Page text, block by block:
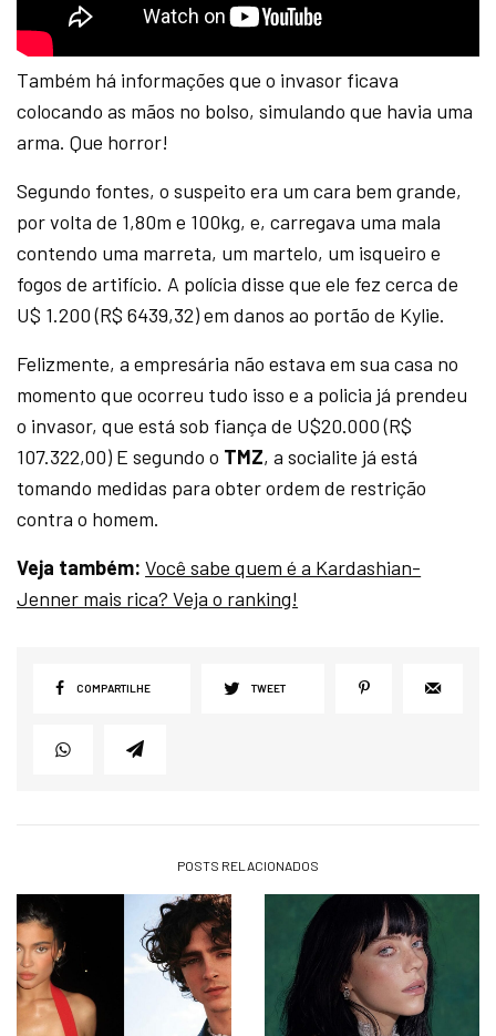
Também há informações que o invasor ficava
colocando as mãos no bolso, simulando que havia uma
arma. Que horror!
Segundo fontes, o suspeito era um cara bem grande,
por volta de 1,80m e 100kg, e, carregava uma mala
contendo uma marreta, um martelo, um isqueiro e
fogos de artifício. A polícia disse que ele fez cerca de
U$ 1.200 (R$ 6439,32) em danos ao portão de Kylie.
Felizmente, a empresária não estava em sua casa no
momento que ocorreu tudo isso e a policia já prendeu
o invasor, que está sob fiança de U$20.000 (R$
107.322,00) E segundo o TMZ, a socialite já está
tomando medidas para obter ordem de restrição
contra o homem.
Veja também: Você sabe quem é a Kardashian-
Jenner mais rica? Veja o ranking!
COMPARTILHE TWEET
POSTS RELACIONADOS